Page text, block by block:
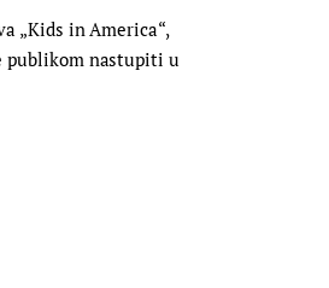
„Kids in America“,
publikom nastupiti u